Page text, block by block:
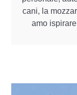
cani, la
amo